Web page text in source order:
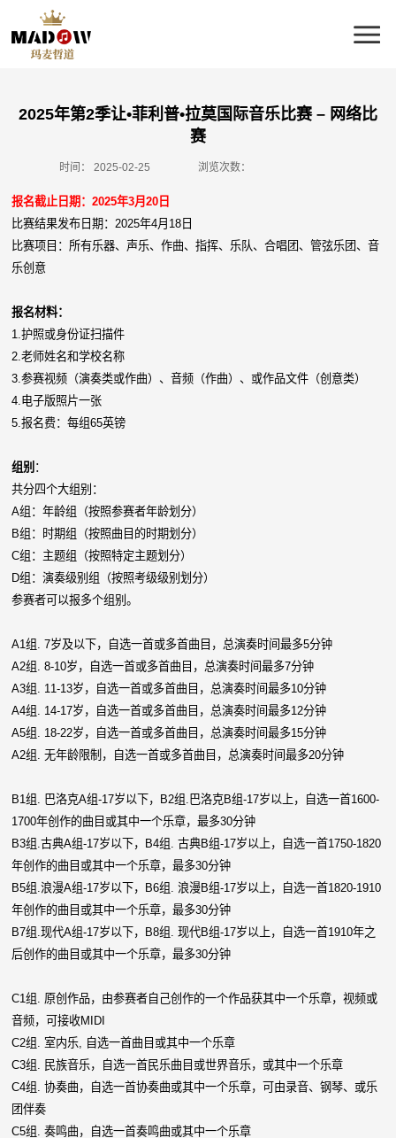
2025年第2季让•菲利普•拉莫国际音乐比赛 – 网络比
赛
时间： 2025-02-25 浏览次数：
报名截止日期：2025年3月20日
比赛结果发布日期：2025年4月18日
比赛项目：所有乐器、声乐、作曲、指挥、乐队、合唱团、管弦乐团、音
乐创意
报名材料：
1.护照或身份证扫描件
2.老师姓名和学校名称
3.参赛视频（演奏类或作曲）、音频（作曲）、或作品文件（创意类）
4.电子版照片一张
5.报名费：每组65英镑
组别 ：
共分四个大组别：
A组：年龄组（按照参赛者年龄划分）
B组：时期组（按照曲目的时期划分）
C组：主题组（按照特定主题划分）
D组：演奏级别组（按照考级级别划分）
参赛者可以报多个组别。
A1组. 7岁及以下，自选一首或多首曲目，总演奏时间最多5分钟
A2组. 8-10岁，自选一首或多首曲目，总演奏时间最多7分钟
A3组. 11-13岁，自选一首或多首曲目，总演奏时间最多10分钟
A4组. 14-17岁，自选一首或多首曲目，总演奏时间最多12分钟
A5组. 18-22岁，自选一首或多首曲目，总演奏时间最多15分钟
A2组. 无年龄限制，自选一首或多首曲目，总演奏时间最多20分钟
B1组. 巴洛克A组-17岁以下，B2组.巴洛克B组-17岁以上，自选一首1600-
1700年创作的曲目或其中一个乐章，最多30分钟
B3组.古典A组-17岁以下，B4组. 古典B组-17岁以上，自选一首1750-1820
年创作的曲目或其中一个乐章，最多30分钟
B5组.浪漫A组-17岁以下，B6组. 浪漫B组-17岁以上，自选一首1820-1910
年创作的曲目或其中一个乐章，最多30分钟
B7组.现代A组-17岁以下，B8组. 现代B组-17岁以上，自选一首1910年之
后创作的曲目或其中一个乐章，最多30分钟
C1组. 原创作品，由参赛者自己创作的一个作品获其中一个乐章，视频或
音频，可接收MIDI
C2组. 室内乐, 自选一首曲目或其中一个乐章
C3组. 民族音乐，自选一首民乐曲目或世界音乐，或其中一个乐章
C4组. 协奏曲，自选一首协奏曲或其中一个乐章，可由录音、钢琴、或乐
团伴奏
C5组. 奏鸣曲，自选一首奏鸣曲或其中一个乐章